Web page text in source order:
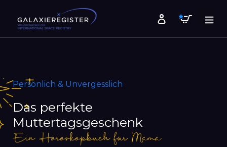
zum
Inhalt
Einloggen
Persönlich & Unvergesslich
Das perfekte
Muttertagsgeschenk
Ein Horoskopbuch für Mama